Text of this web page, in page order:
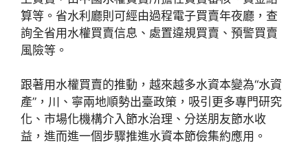
算等。省水利廳則可經由過程電子買賣年夜廳，查
詢全省用水權買賣信息、處置違規買賣、預警買賣
風險等。
跟著用水權買賣的推動，越來越多水資本變為“水資
產”，川、寧兩地順勢出臺政策，吸引更多專門研究
化、市場化機構介入節水治理、分送朋友節水收
益，進而進一個步驟推進水資本節儉集約應用。